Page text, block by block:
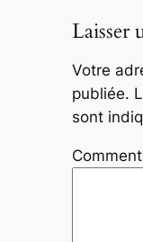
Laisser
Votre
publiée.
sont